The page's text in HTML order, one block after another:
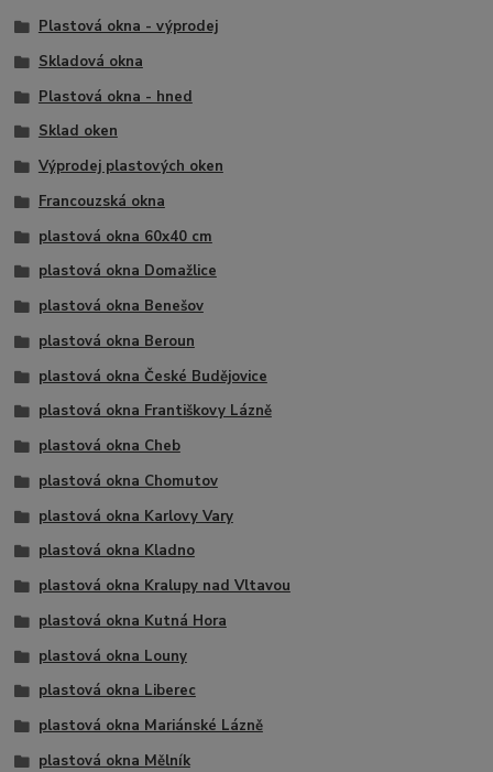
Plastová okna - výprodej
Skladová okna
Plastová okna - hned
Sklad oken
Výprodej plastových oken
Francouzská okna
plastová okna 60x40 cm
plastová okna Domažlice
plastová okna Benešov
plastová okna Beroun
plastová okna České Budějovice
plastová okna Františkovy Lázně
plastová okna Cheb
plastová okna Chomutov
plastová okna Karlovy Vary
plastová okna Kladno
plastová okna Kralupy nad Vltavou
plastová okna Kutná Hora
plastová okna Louny
plastová okna Liberec
plastová okna Mariánské Lázně
plastová okna Mělník